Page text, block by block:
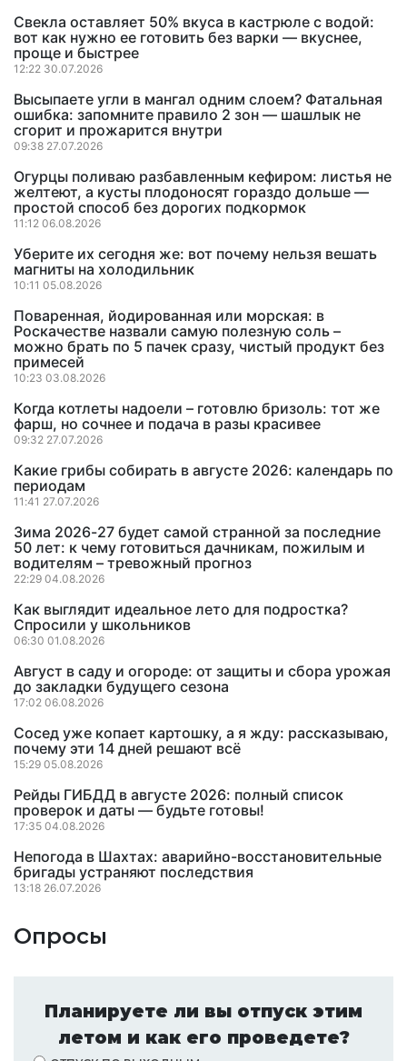
Свекла оставляет 50% вкуса в кастрюле с водой:
вот как нужно ее готовить без варки — вкуснее,
проще и быстрее
12:22 30.07.2026
Высыпаете угли в мангал одним слоем? Фатальная
ошибка: запомните правило 2 зон — шашлык не
сгорит и прожарится внутри
09:38 27.07.2026
Огурцы поливаю разбавленным кефиром: листья не
желтеют, а кусты плодоносят гораздо дольше —
простой способ без дорогих подкормок
11:12 06.08.2026
Уберите их сегодня же: вот почему нельзя вешать
магниты на холодильник
10:11 05.08.2026
Поваренная, йодированная или морская: в
Роскачестве назвали самую полезную соль –
можно брать по 5 пачек сразу, чистый продукт без
примесей
10:23 03.08.2026
Когда котлеты надоели – готовлю бризоль: тот же
фарш, но сочнее и подача в разы красивее
09:32 27.07.2026
Какие грибы собирать в августе 2026: календарь по
периодам
11:41 27.07.2026
Зима 2026-27 будет самой странной за последние
50 лет: к чему готовиться дачникам, пожилым и
водителям – тревожный прогноз
22:29 04.08.2026
Как выглядит идеальное лето для подростка?
Спросили у школьников
06:30 01.08.2026
Август в саду и огороде: от защиты и сбора урожая
до закладки будущего сезона
17:02 06.08.2026
Сосед уже копает картошку, а я жду: рассказываю,
почему эти 14 дней решают всё
15:29 05.08.2026
Рейды ГИБДД в августе 2026: полный список
проверок и даты — будьте готовы!
17:35 04.08.2026
Непогода в Шахтах: аварийно-восстановительные
бригады устраняют последствия
13:18 26.07.2026
Опросы
Планируете ли вы отпуск этим
летом и как его проведете?